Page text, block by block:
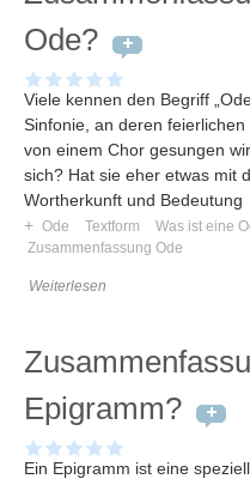
Ode?
Viele kennen den Begriff
Sinfonie, an deren feierlichen
von einem Chor gesungen
sich? Hat sie eher etwas mit
Wortherkunft und Bedeutung
+ Ode Textform Was ist eine
Zusammenfassung Ode
Weiterlesen
Epigramm?
Ein Epigramm ist eine